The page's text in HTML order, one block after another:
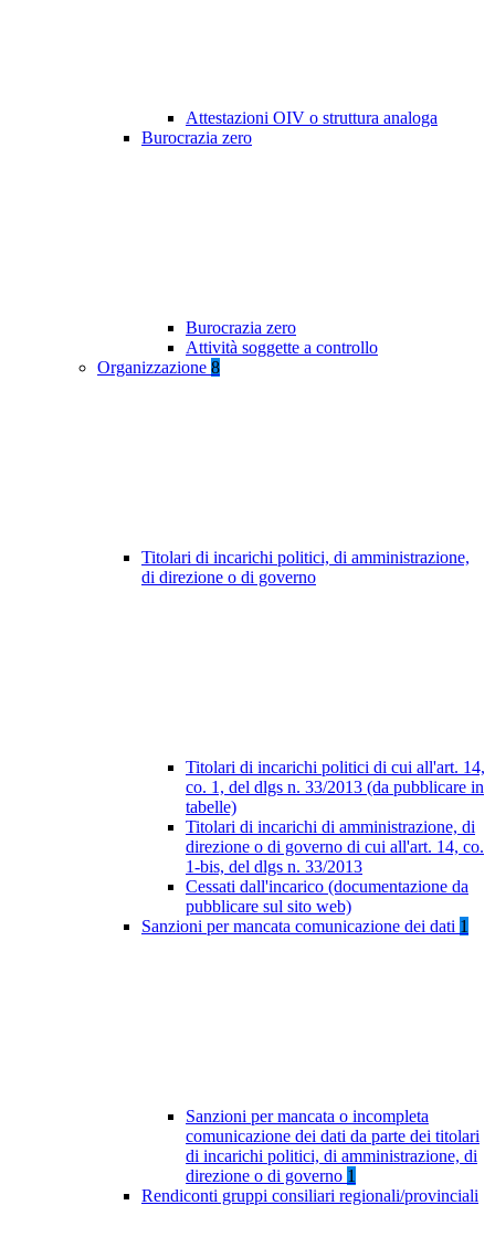
Attestazioni OIV o struttura analoga
Burocrazia zero
Burocrazia zero
Attività soggette a controllo
Organizzazione 8
Titolari di incarichi politici, di amministrazione,
di direzione o di governo
Titolari di incarichi politici di cui all'art. 14,
co. 1, del dlgs n. 33/2013 (da pubblicare in
tabelle)
Titolari di incarichi di amministrazione, di
direzione o di governo di cui all'art. 14, co.
1-bis, del dlgs n. 33/2013
Cessati dall'incarico (documentazione da
pubblicare sul sito web)
Sanzioni per mancata comunicazione dei dati 1
Sanzioni per mancata o incompleta
comunicazione dei dati da parte dei titolari
di incarichi politici, di amministrazione, di
direzione o di governo 1
Rendiconti gruppi consiliari regionali/provinciali